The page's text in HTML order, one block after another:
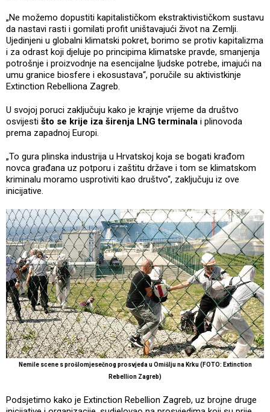
„Ne možemo dopustiti kapitalističkom ekstraktivističkom sustavu
da nastavi rasti i gomilati profit uništavajući život na Zemlji.
Ujedinjeni u globalni klimatski pokret, borimo se protiv kapitalizma
i za odrast koji djeluje po principima klimatske pravde, smanjenja
potrošnje i proizvodnje na esencijalne ljudske potrebe, imajući na
umu granice biosfere i ekosustava“, poručile su aktivistkinje
Extinction Rebelliona Zagreb.
U svojoj poruci zaključuju kako je krajnje vrijeme da društvo
osvijesti što se krije iza širenja LNG terminala i plinovoda
prema zapadnoj Europi.
„To gura plinska industrija u Hrvatskoj koja se bogati krađom
novca građana uz potporu i zaštitu države i tom se klimatskom
kriminalu moramo usprotiviti kao društvo“, zaključuju iz ove
inicijative.
Nemile scene s prošlomjesečnog prosvjeda u Omišlju na Krku (FOTO: Extinction
Rebellion Zagreb)
Podsjetimo kako je Extinction Rebellion Zagreb, uz brojne druge